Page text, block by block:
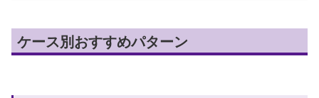
ケース別おすすめパターン